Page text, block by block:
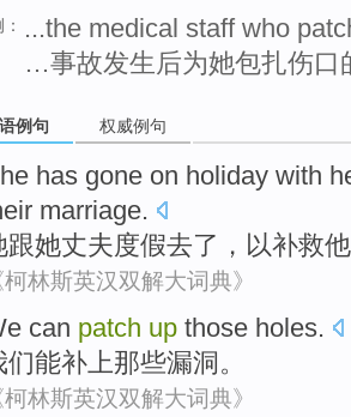
...the medical staff who
…事故发生后为她包扎伤口
例句 权威例句
has gone on holiday with
marriage.
跟她丈夫度假去了， 以补救
柯林斯英汉双解大词典》
can patch up those holes.
们能补上那些漏洞。
柯林斯英汉双解大词典》